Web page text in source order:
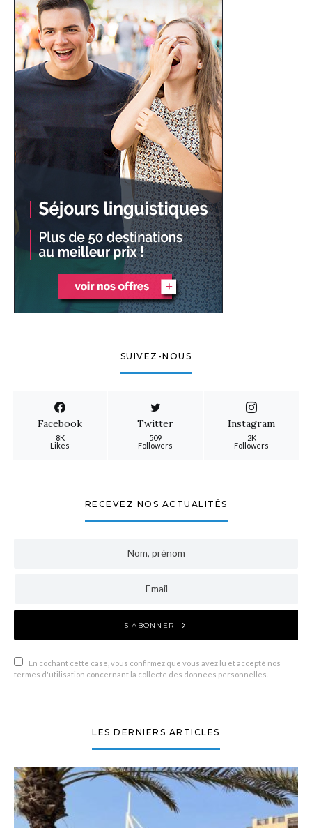
SUIVEZ-NOUS
Facebook
8K
Likes
Twitter
509
Followers
Instagram
2K
Followers
RECEVEZ NOS ACTUALITÉS
S'ABONNER
En cochant cette case, vous confirmez que vous avez lu et accepté nos
termes d'utilisation concernant la collecte des données personnelles.
LES DERNIERS ARTICLES